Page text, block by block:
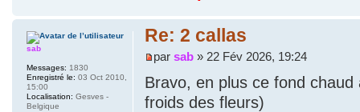
Re: 2 callas
parsab » 22 Fév 2026, 19:24
Bravo, en plus ce fond
froids des fleurs)
sab
Messages: 1830
Enregistré le: 03 Oct 2010,
15:00
Localisation: Gesves -
Belgique